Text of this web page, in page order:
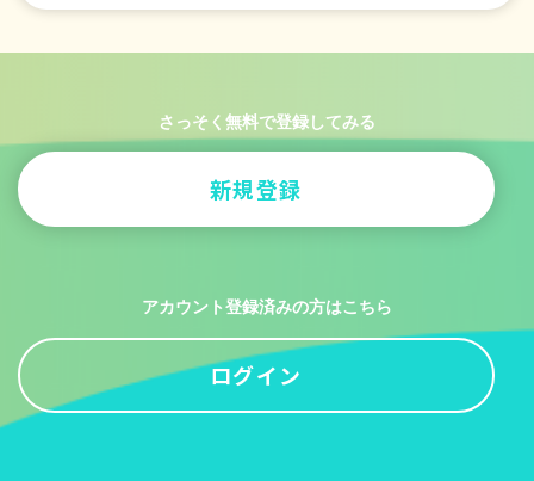
さっそく無料で登録してみる
新規登録
アカウント登録済みの方はこちら
ログイン